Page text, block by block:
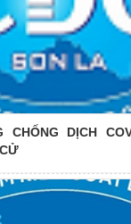
CHỐNG DỊCH